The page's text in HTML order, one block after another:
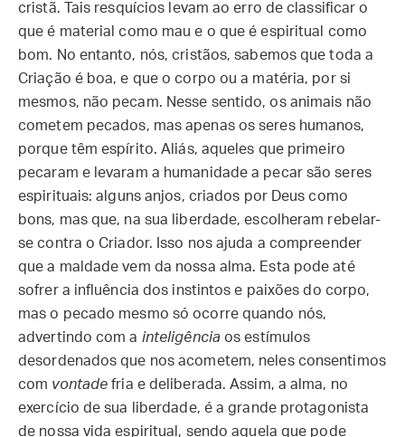
cristã. Tais resquícios levam ao erro de classificar o
que é material como mau e o que é espiritual como
bom. No entanto, nós, cristãos, sabemos que toda a
Criação é boa, e que o corpo ou a matéria, por si
mesmos, não pecam. Nesse sentido, os animais não
cometem pecados, mas apenas os seres humanos,
porque têm espírito. Aliás, aqueles que primeiro
pecaram e levaram a humanidade a pecar são seres
espirituais: alguns anjos, criados por Deus como
bons, mas que, na sua liberdade, escolheram rebelar-
se contra o Criador. Isso nos ajuda a compreender
que a maldade vem da nossa alma. Esta pode até
sofrer a influência dos instintos e paixões do corpo,
mas o pecado mesmo só ocorre quando nós,
advertindo com a inteligênciaos estímulos
desordenados que nos acometem, neles consentimos
com vontade fria e deliberada. Assim, a alma, no
exercício de sua liberdade, é a grande protagonista
de nossa vida espiritual, sendo aquela que pode